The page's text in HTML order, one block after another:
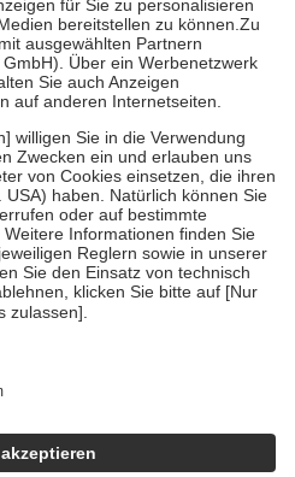
beträgt die
sowie zehn Euro je
für ihre eigene Gesundheit zu
der Familie zu unterstützen,
zum vollendeten 18. Lebensjahr
und Früherkennung, die von der
es sich um echte Bewertungen
articles/4419944605341